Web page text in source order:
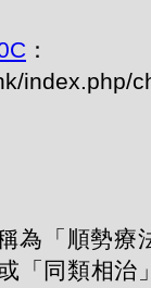
：
index.php/
為「順勢療
「同類相治